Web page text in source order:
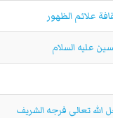
علائم الظهور
عليه السلام
الله تعالی فرجه الشریف